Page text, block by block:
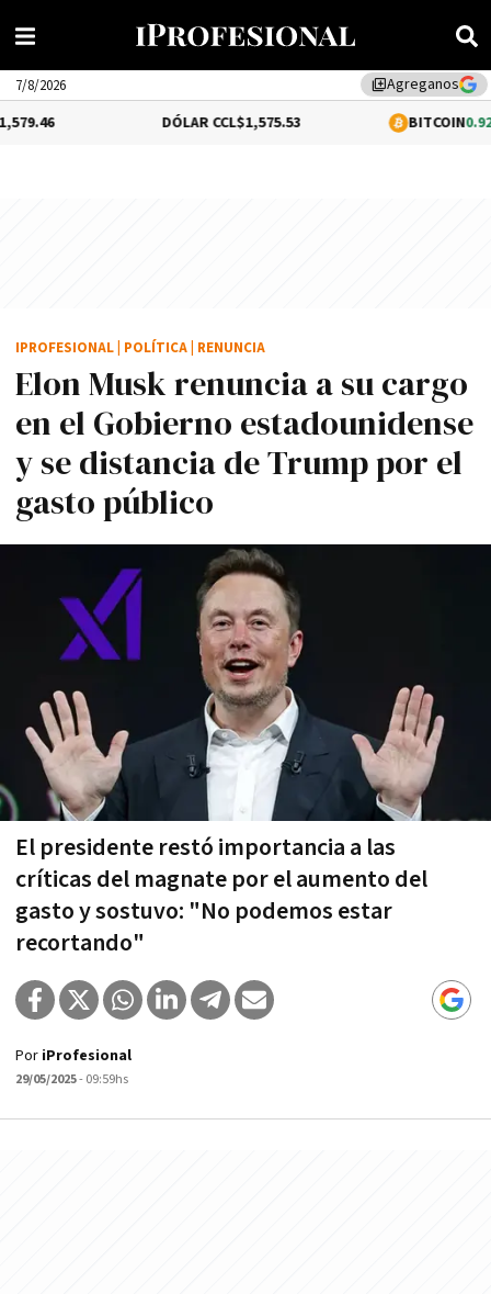
library_addAgreganos
7/8/2026
$1,575.53 BITCOIN0.92%
Elon Musk renuncia a su cargo
en el Gobierno estadounidense
y se distancia de Trump por el
gasto público
El presidente restó importancia a las
críticas del magnate por el aumento del
gasto y sostuvo: "No podemos estar
recortando"
IPROFESIONAL POLÍTICA RENUNCIA
Por iProfesional
29/05/2025- 09:59hs